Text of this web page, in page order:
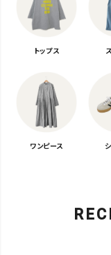
トップス
ワンピース